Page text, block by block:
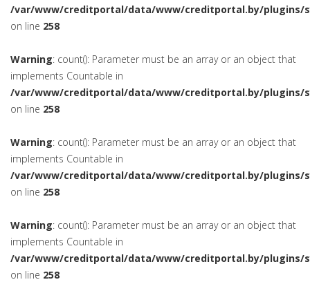
/var/www/creditportal/data/www/creditportal.by/plugins/
on line 258
Warning: count(): Parameter must be an array or an object that
implements Countable in
/var/www/creditportal/data/www/creditportal.by/plugins/
on line 258
Warning: count(): Parameter must be an array or an object that
implements Countable in
/var/www/creditportal/data/www/creditportal.by/plugins/
on line 258
Warning: count(): Parameter must be an array or an object that
implements Countable in
/var/www/creditportal/data/www/creditportal.by/plugins/
on line 258